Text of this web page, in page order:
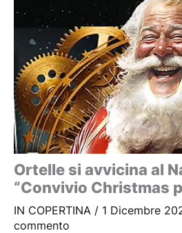
Ortelle si avvicina al
“Convivio Christmas
IN COPERTINA / 1 Dicembre
commento